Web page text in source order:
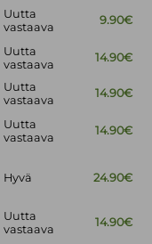
Uutta
vastaava
9.90€
Uutta
vastaava
14.90€
Uutta
vastaava
14.90€
Uutta
vastaava
14.90€
Hyvä 24.90€
Uutta
vastaava
14.90€